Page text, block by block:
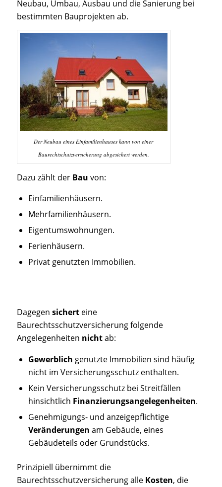
Neubau, Umbau, Ausbau und die Sanierung bei
bestimmten Bauprojekten ab.
Der Neubau eines Einfamilienhauses kann von einer
Baurechtschutzversicherung abgesichert werden.
Dazu zählt der Bau von:
Einfamilienhäusern.
Mehrfamilienhäusern.
Eigentumswohnungen.
Ferienhäusern.
Privat genutzten Immobilien.
Dagegen sicherteine
Baurechtsschutzversicherung folgende
Angelegenheiten nichtab:
Gewerblich genutzte Immobilien sind häufig
nicht im Versicherungsschutz enthalten.
Kein Versicherungsschutz bei Streitfällen
hinsichtlich Finanzierungsangelegenheiten.
Genehmigungs- und anzeigepflichtige
Veränderungen am Gebäude, eines
Gebäudeteils oder Grundstücks.
Prinzipiell übernimmt die
Baurechtsschutzversicherung alle Kosten, die